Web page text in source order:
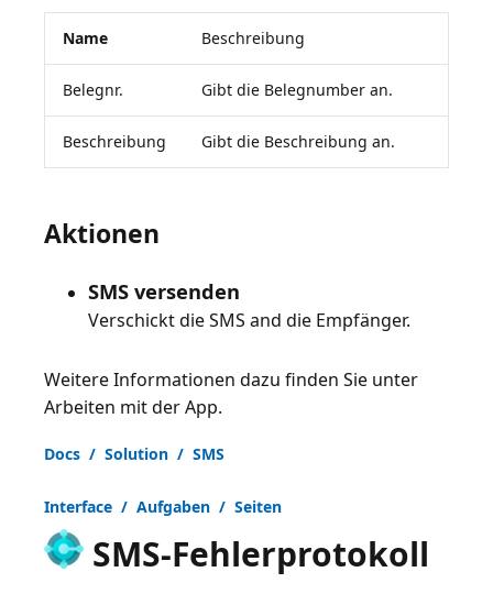
Name Beschreibung
Belegnr. Gibt die Belegnumber an.
Beschreibung Gibt die Beschreibung an.
Aktionen
SMS versenden
Verschickt die SMS and die Empfänger.
Weitere Informationen dazu finden Sie unter
Arbeiten mit der App.
Docs / Solution / SMS
Interface / Aufgaben / Seiten
SMS-Fehlerprotokoll